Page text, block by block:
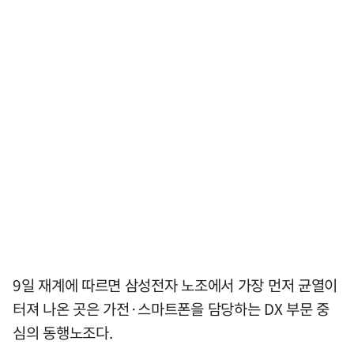
9일 재계에 따르면 삼성전자 노조에서 가장 먼저 균열이
터져 나온 곳은 가전·스마트폰을 담당하는 DX 부문 중
심의 동행노조다.